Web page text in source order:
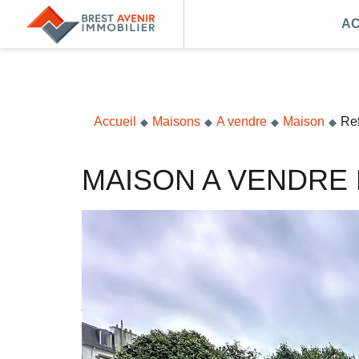
Accueil
Nos agences
Nos métiers
Gestion locative
Accueil Maisons A vendre Maison
MAISON A